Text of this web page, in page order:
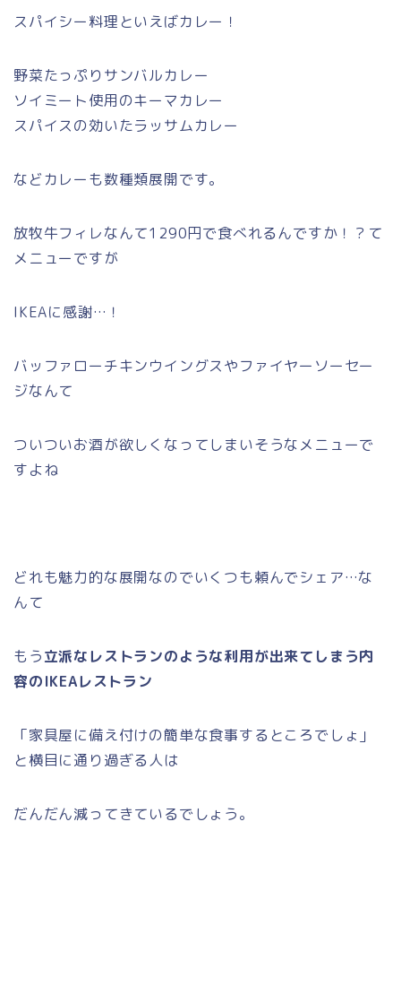
スパイシー料理といえばカレー！
野菜たっぷりサンバルカレー
ソイミート使用のキーマカレー
スパイスの効いたラッサムカレー
などカレーも数種類展開です。
放牧牛フィレなんて1290円で食べれるんですか！？て
メニューですが
IKEAに感謝…！
バッファローチキンウイングスやファイヤーソーセー
ジなんて
ついついお酒が欲しくなってしまいそうなメニューで
すよね
どれも魅力的な展開なのでいくつも頼んでシェア…な
んて
もう立派なレストランのような利用が出来てしまう内
容のIKEAレストラン
「家具屋に備え付けの簡単な食事するところでしょ」
と横目に通り過ぎる人は
だんだん減ってきているでしょう。